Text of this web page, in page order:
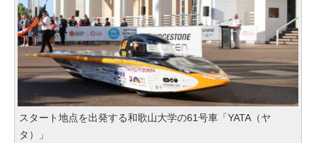
スタート地点を出発する和歌山大学の61号車「YATA（ヤ
タ）」